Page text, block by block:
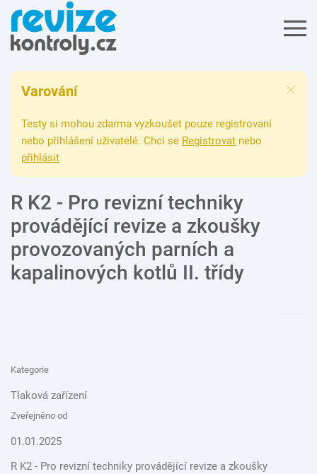
Varování
Testy si mohou zdarma vyzkoušet pouze registrovaní
nebo přihlášení uživatelé. Chci se Registrovat nebo
přihlásit
R K2 - Pro revizní techniky
provádějící revize a zkoušky
provozovaných parních a
kapalinových kotlů II. třídy
Kategorie
Tlaková zařízení
Zveřejněno od
01.01.2025
R K2 - Pro revizní techniky provádějící revize a zkoušky